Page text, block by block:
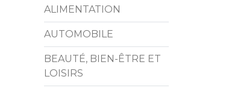
ALIMENTATION
AUTOMOBILE
BEAUTÉ, BIEN-ÊTRE ET
LOISIRS